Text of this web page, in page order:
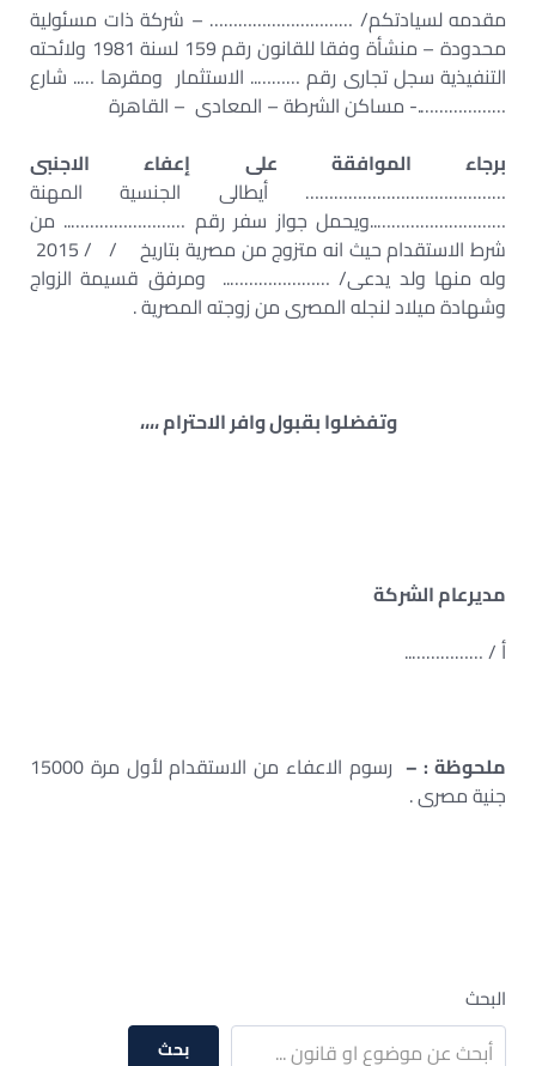
مقدمه لسيادتكم/ ………………………… – شركة ذات مسئولية
محدودة – منشأة وفقا للقانون رقم 159 لسنة 1981 ولائحته
التنفيذية سجل تجارى رقم ……….. الاستثمار ومقرها ….. شارع
……………….- مساكن الشرطة – المعادى – القاهرة
برجاء الموافقة على إعفاء الاجنبى
…………………………………… أيطالى الجنسية المهنة
………………………..ويحمل جواز سفر رقم …………………….. من
وله منها ولد يدعى/ ………………….. ومرفق قسيمة الزواج
وشهادة ميلاد لنجله المصرى من زوجته المصرية .
وتفضلوا بقبول وافر الاحترام ،،،،
مديرعام الشركة
أ / ……………..
ملحوظة : –
رسوم الاعفاء من الاستقدام لأول مرة 15000
جنية مصرى .
البحث
بحث